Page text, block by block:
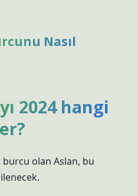
Nasıl
2024 hangi
burcu olan Aslan, bu